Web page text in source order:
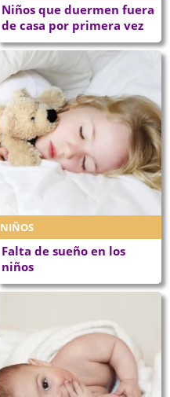
Niños que duermen fuera
de casa por primera vez
NIÑOS
Falta de sueño en los
niños